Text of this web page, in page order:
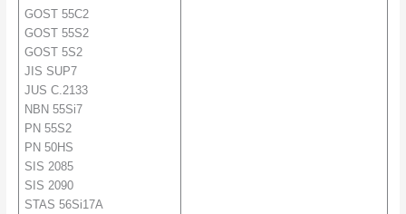
GOST 55C2
GOST 55S2
GOST 5S2
JIS SUP7
JUS C.2133
NBN 55Si7
PN 55S2
PN 50HS
SIS 2085
SIS 2090
STAS 56Si17A